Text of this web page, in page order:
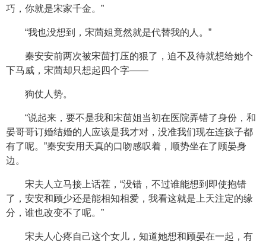
巧，你就是宋家千金。”
“我也没想到，宋茴姐竟然就是代替我的人。”
秦安安前两次被宋茴打压的狠了，迫不及待就想给她个
下马威，宋茴却只想起四个字——
狗仗人势。
“说起来，要不是我和宋茴姐当初在医院弄错了身份，和
晏哥哥订婚结婚的人应该是我才对，没准我们现在连孩子都
有了呢。”秦安安用天真的口吻感叹着，顺势坐在了顾晏身
边。
宋夫人立马接上话茬，“没错，不过谁能想到即使抱错
了，安安和顾少还是能相知相爱，我看这就是上天注定的缘
分，谁也改变不了呢。”
宋夫人心疼自己这个女儿，知道她想和顾晏在一起，有